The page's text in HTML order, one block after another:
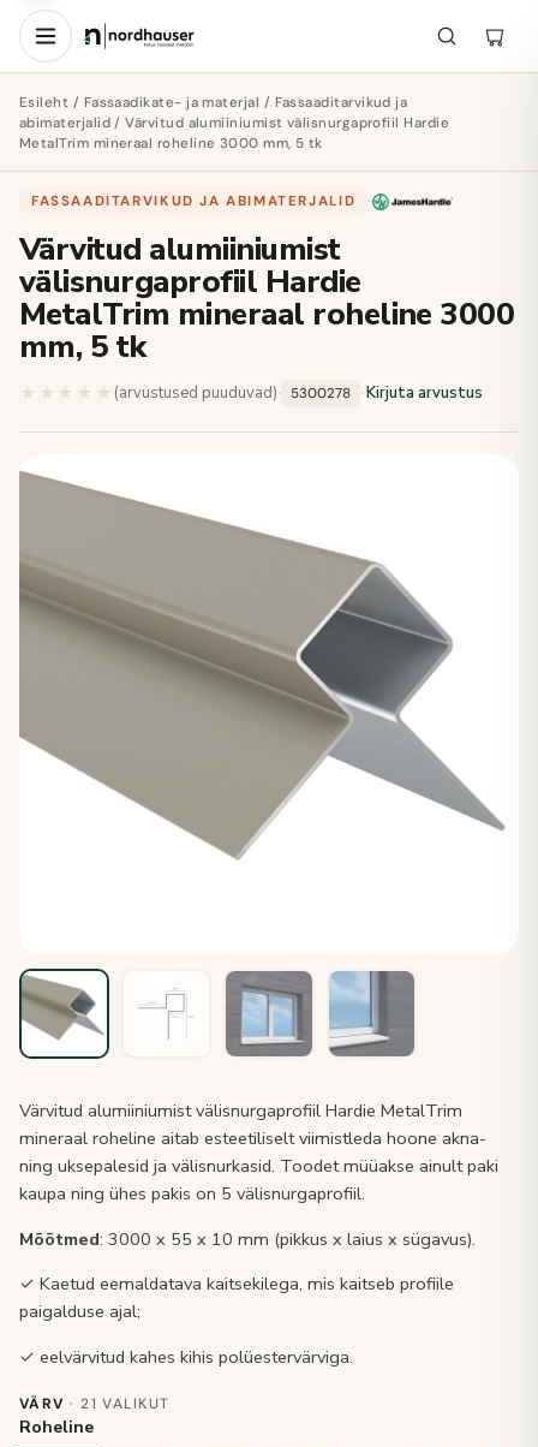
Esileht / Fassaadikate- ja materjal / Fassaaditarvikud ja
abimaterjalid/ Värvitud alumiiniumist välisnurgaprofiil Hardie
MetalTrim mineraal roheline 3000 mm, 5 tk
FASSAADITARVIKUD JA ABIMATERJALID ·
Värvitud alumiiniumist
välisnurgaprofiil Hardie
MetalTrim mineraal roheline 3000
mm, 5 tk
★★★★★ ★★★★★
(arvustused puuduvad)· 5300278 ·Kirjuta arvustus
Värvitud alumiiniumist välisnurgaprofiil Hardie MetalTrim
mineraal roheline aitab esteetiliselt viimistleda hoone akna-
ning uksepalesid ja välisnurkasid. Toodet müüakse ainult paki
kaupa ning ühes pakis on 5 välisnurgaprofiil.
Mõõtmed: 3000 x 55 x 10 mm (pikkus x laius x sügavus).
✓ Kaetud eemaldatava kaitsekilega, mis kaitseb profiile
paigalduse ajal;
✓ eelvärvitud kahes kihis polüestervärviga.
VÄRV · 21 VALIKUT
Roheline